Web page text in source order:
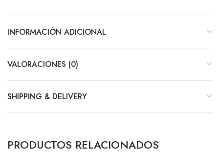
INFORMACIÓN ADICIONAL
VALORACIONES (0)
SHIPPING & DELIVERY
PRODUCTOS RELACIONADOS